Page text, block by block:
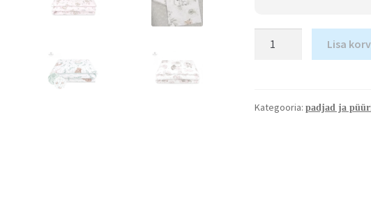
Lisa
Kategooria: padjad ja